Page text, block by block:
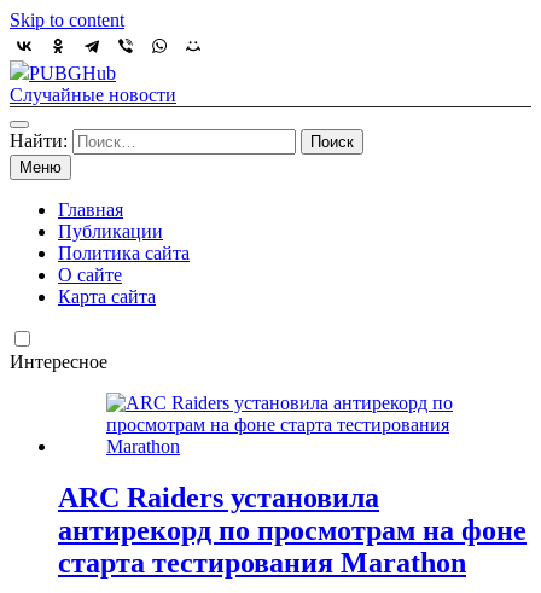
Skip to content
PUBGHub
Случайные новости
Найти:
Меню
Главная
Публикации
Политика сайта
О сайте
Карта сайта
Интересное
ARC Raiders установила
антирекорд по просмотрам на фоне
старта тестирования Marathon